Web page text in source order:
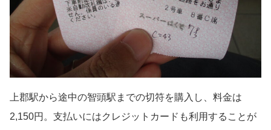
上郡駅から途中の智頭駅までの切符を購入し、料金は
2,150円。支払いにはクレジットカードも利用することが